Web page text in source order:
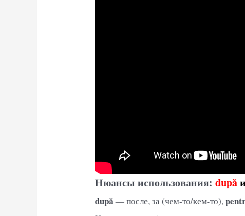
Нюансы использования:dupăи
după — после, за (чем-то/кем-то),